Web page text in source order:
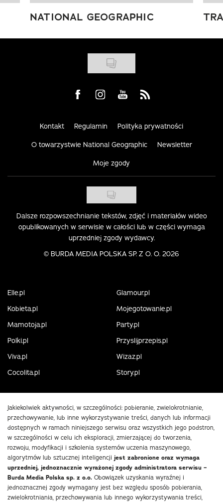
NATIONAL GEOGRAPHIC
Visit us on Facebook
Visit us on Instagram
Visit us on Youtube
Visit us on Rss
Kontakt Regulamin Polityka prywatności
O towarzystwie National Geographic Newsletter
Moje zgody
Dalsze rozpowszechnianie tekstów, zdjęć i materiałów wideo
opublikowanych w serwisie w całości lub w części wymaga
uprzedniej zgody wydawcy.
© BURDA MEDIA POLSKA SP. Z O. O. 2026
Elle.pl
Glamour.pl
Kobieta.pl
Mojegotowanie.pl
Mamotoja.pl
Party.pl
Polki.pl
Przyslijprzepis.pl
Viva.pl
Wizaz.pl
Cocolita.pl
Story.pl
Jakiekolwiek aktywności, w szczególności: pobieranie, zwielokrotnianie,
przechowywanie, lub inne wykorzystywanie treści, danych lub informacji
dostępnych w ramach niniejszego serwisu oraz wszystkich jego podstron,
w szczególności w celu ich eksploracji, zmierzającej do tworzenia,
rozwoju, modyfikacji i szkolenia systemów uczenia maszynowego,
algorytmów lub sztucznej inteligencji jest zabronione oraz wymaga
uprzedniej, jednoznacznie wyrażonej zgody administratora serwisu –
Burda Media Polska sp. z o.o. Obowiązek uzyskania wyraźnej i
jednoznacznej zgody wymagany jest bez względu sposób pobierania,
zwielokrotniania, przechowywania lub innego wykorzystywania treści,